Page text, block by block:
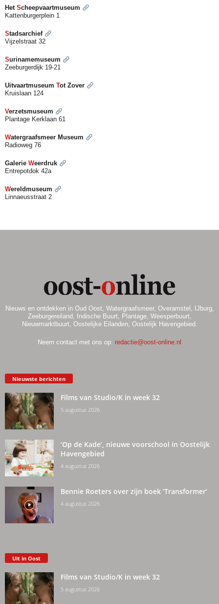
Het Scheepvaartmuseum
Kattenburgerplein 1
Stadsarchief
Vijzelstraat 32
Surinamemuseum
Zeeburgerdijk 19-21
Uitvaartmuseum Tot Zover
Kruislaan 124
Verzetsmuseum
Plantage Kerklaan 61
Watergraafsmeer Museum
Radioweg 76
Galerie Weerdruk
Entrepotdok 42a
Wereldmuseum
Linnaeusstraat 2
Nieuws en ontdekken in Oud Oost, Watergraafsmeer, Overamstel, IJburg,
Zeeburgereiland, Indische Buurt, Plantage, Weesperbuurt,
Nieuwmarktbuurt, Oostelijke Eilanden, Oostelijk Havengebied.
Neem contact met ons op: redactie@oost-online.nl
Nieuwste berichten
Films van Studio/K in week 32
5 augustus 2026
‘Op de Kade’, nieuwe voorschool in Oostelijk
Havengebied
4 augustus 2026
Bennie Roeters over zijn boek ‘Transformer’
4 augustus 2026
Uit in Oost
Films van Studio/K in week 32
5 augustus 2026